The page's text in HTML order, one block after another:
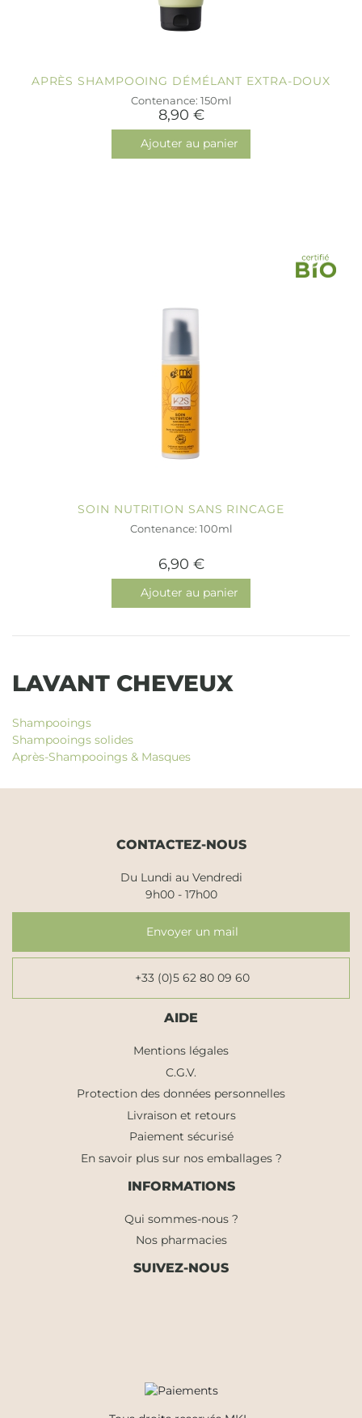
APRÈS SHAMPOOING DÉMÉLANT EXTRA-DOUX
Contenance: 150ml
8,90 €
Ajouter au panier
SOIN NUTRITION SANS RINCAGE
Contenance: 100ml
6,90 €
Ajouter au panier
LAVANT CHEVEUX
Shampooings
Shampooings solides
Après-Shampooings & Masques
CONTACTEZ-NOUS
Du Lundi au Vendredi
9h00 - 17h00
Envoyer un mail
+33 (0)5 62 80 09 60
AIDE
Mentions légales
C.G.V.
Protection des données personnelles
Livraison et retours
Paiement sécurisé
En savoir plus sur nos emballages ?
INFORMATIONS
Qui sommes-nous ?
Nos pharmacies
SUIVEZ-NOUS